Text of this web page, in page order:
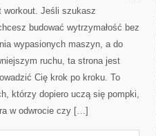
workout. Jeśli szukasz
budować wytrzymałość bez
wypasionych maszyn, a do
ruchu, ta strona jest
Cię krok po kroku. To
którzy dopiero uczą się pompki,
w odwrocie czy […]